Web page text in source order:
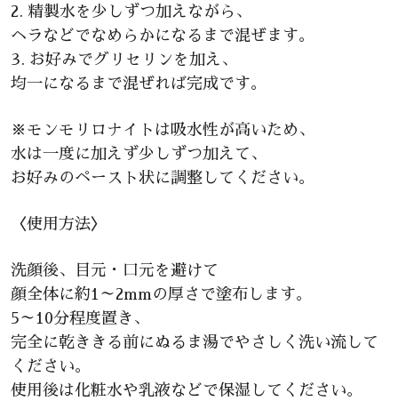
2. 精製水を少しずつ加えながら、
ヘラなどでなめらかになるまで混ぜます。
3. お好みでグリセリンを加え、
均一になるまで混ぜれば完成です。
※モンモリロナイトは吸水性が高いため、
水は一度に加えず少しずつ加えて、
お好みのペースト状に調整してください。
〈使用方法〉
洗顔後、目元・口元を避けて
顔全体に約1～2mmの厚さで塗布します。
5～10分程度置き、
完全に乾ききる前にぬるま湯でやさしく洗い流して
ください。
使用後は化粧水や乳液などで保湿してください。